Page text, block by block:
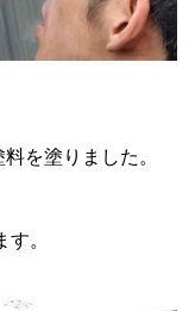
を塗りました。
。